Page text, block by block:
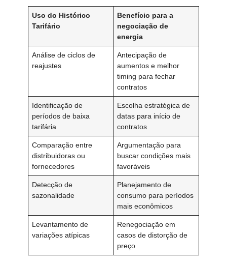
Uso do Histórico
Tarifário
Benefício para a
negociação de
energia
Análise de ciclos de
reajustes
Antecipação de
aumentos e melhor
timing para fechar
contratos
Identificação de
períodos de baixa
tarifária
Escolha estratégica de
datas para início de
contratos
Comparação entre
distribuidoras ou
fornecedores
Argumentação para
buscar condições mais
favoráveis
Detecção de
sazonalidade
Planejamento de
consumo para períodos
mais econômicos
Levantamento de
variações atípicas
Renegociação em
casos de distorção de
preço